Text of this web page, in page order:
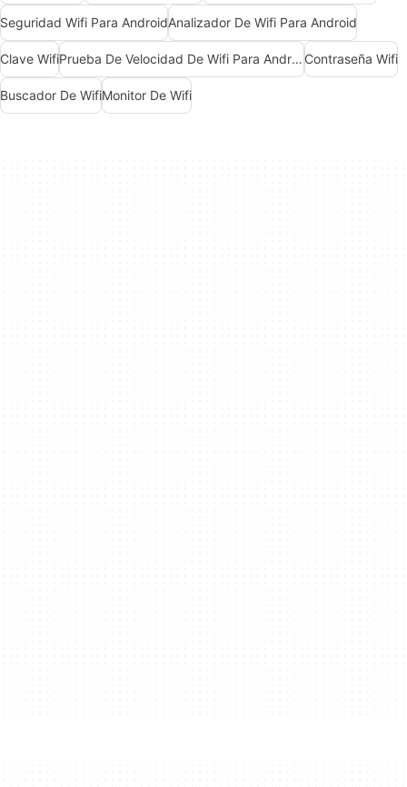
Seguridad Wifi Para AndroidAnalizador De Wifi Para Android
Clave Wifi Prueba De Velocidad De Wifi Para Android Contraseña Wifi
Buscador De WifiMonitor De Wifi